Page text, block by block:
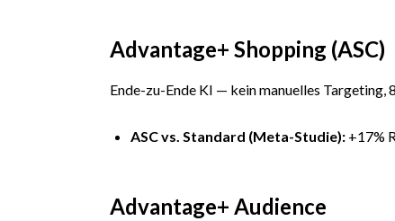
Advantage+ Shopping (ASC)
Ende-zu-Ende KI — kein manuelles Targeting,
ASC vs. Standard (Meta-Studie): +17%
Advantage+ Audience